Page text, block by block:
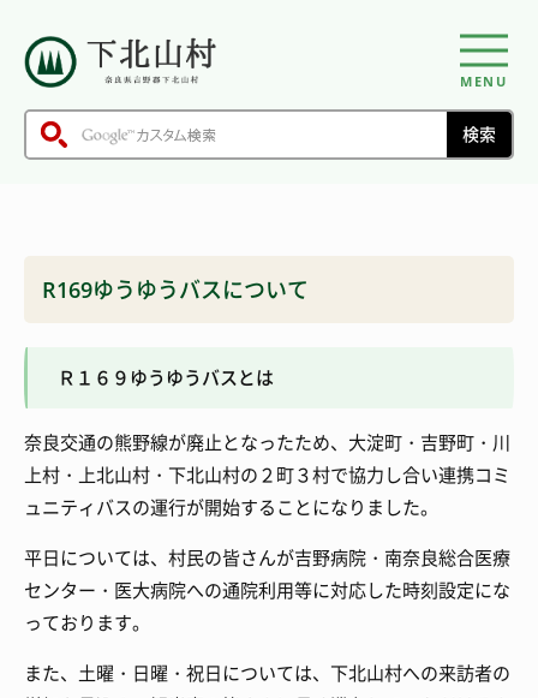
MENU
R169ゆうゆうバスについて
Ｒ１６９ゆうゆうバスとは
奈良交通の熊野線が廃止となったため、大淀町・吉野町・川
上村・上北山村・下北山村の２町３村で協力し合い連携コミ
ュニティバスの運行が開始することになりました。
平日については、村民の皆さんが吉野病院・南奈良総合医療
センター・医大病院への通院利用等に対応した時刻設定にな
っております。
また、土曜・日曜・祝日については、下北山村への来訪者の